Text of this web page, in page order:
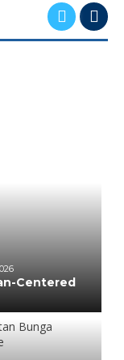
Centered